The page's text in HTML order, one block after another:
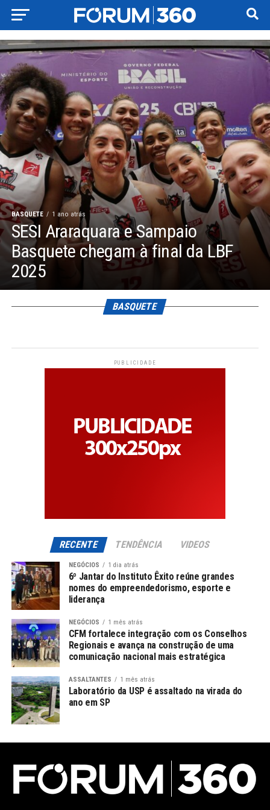
BASQUETE 1 ano atrás
SESI Araraquara e Sampaio
Basquete chegam à final da LBF
2025
BASQUETE
PUBLICIDADE
RECENTE TENDÊNCIA VIDEOS
NEGÓCIOS 1 dia atrás
6º Jantar do Instituto Êxito reúne grandes
nomes do empreendedorismo, esporte e
liderança
NEGÓCIOS 1 mês atrás
CFM fortalece integração com os Conselhos
Regionais e avança na construção de uma
comunicação nacional mais estratégica
ASSALTANTES 1 mês atrás
Laboratório da USP é assaltado na virada do
ano em SP